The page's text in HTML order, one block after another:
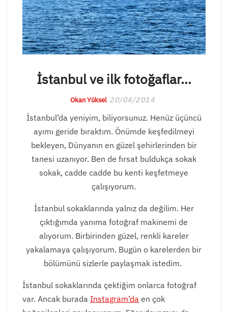
İstanbul ve ilk fotoğaflar…
Okan Yüksel 20/04/2014
İstanbul’da yeniyim, biliyorsunuz. Henüz üçüncü
ayımı geride bıraktım. Önümde keşfedilmeyi
bekleyen, Dünyanın en güzel şehirlerinden bir
tanesi uzanıyor. Ben de fırsat buldukça sokak
sokak, cadde cadde bu kenti keşfetmeye
çalışıyorum.
İstanbul sokaklarında yalnız da değilim. Her
çıktığımda yanıma fotoğraf makinemi de
alıyorum. Birbirinden güzel, renkli kareler
yakalamaya çalışıyorum. Bugün o karelerden bir
bölümünü sizlerle paylaşmak istedim.
İstanbul sokaklarında çektiğim onlarca fotoğraf
var. Ancak burada Instagram’da en çok